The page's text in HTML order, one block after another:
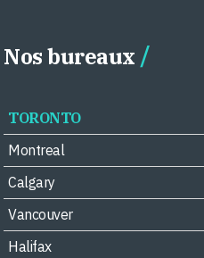
Nos bureaux
TORONTO
Montreal
Calgary
Vancouver
Halifax